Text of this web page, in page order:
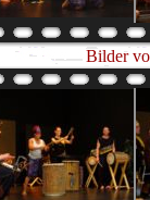
Bilder